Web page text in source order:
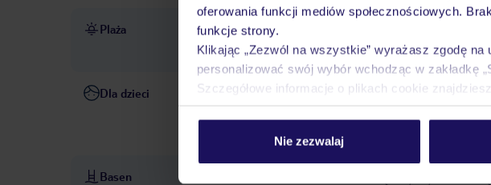
oferowania funkcji mediów społecznościowych.
funkcje strony.
Klikając „Zezwól na wszystkie” wyrażasz zgodę
personalizować swój wybór wchodząc w zakładkę
Szczegółowe informacje o plikach cookie
Nie zezwalaj
Plaża ok. 750 m od plaży Bávaro
w cenie
parasole w cenie łóżka balijskie w cenie
Dla dzieci opieka nad dziećmi: za opłatą kojec: w cenie
animacje dla nastolatków wydzielona część
Basen